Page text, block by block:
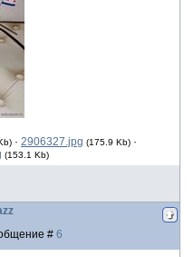
· 2906327.jpg (175.9 Kb) ·
(153.1 Kb)
# 6